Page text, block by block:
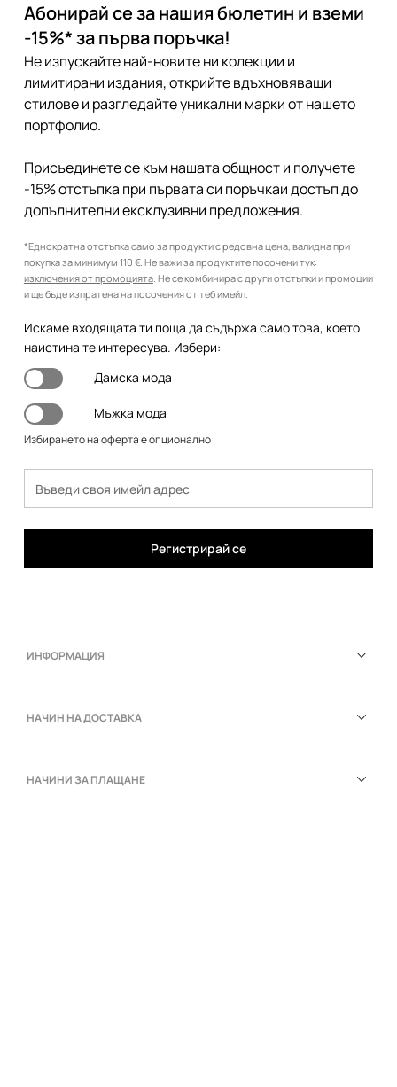
Абонирай се за нашия бюлетин и вземи
-15%* за първа поръчка!
Не изпускайте най-новите ни колекции и
лимитирани издания, открийте вдъхновяващи
стилове и разгледайте уникални марки от нашето
портфолио.
Присъединете се към нашата общност и получете
-15% отстъпка при първата си поръчкаи достъп до
допълнителни ексклузивни предложения.
*Еднократна отстъпка само за продукти с редовна цена, валидна при
покупка за минимум 110 €. Не важи за продуктите посочени тук:
изключения от промоцията. Не се комбинира с други отстъпки и промоции
и ще бъде изпратена на посочения от теб имейл.
Искаме входящата ти поща да съдържа само това, което
наистина те интересува. Избери:
Дамска мода
Мъжка мода
Избирането на оферта е опционално
Регистрирай се
ИНФОРМАЦИЯ
НАЧИН НА ДОСТАВКА
НАЧИНИ ЗА ПЛАЩАНЕ